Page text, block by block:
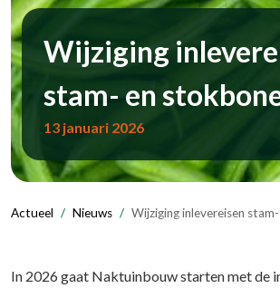
Wijziging
stam- en
13 januari 2026
Actueel Nieuws Wijziging inlevereisen
In 2026 gaat Naktuinbouw starten met de